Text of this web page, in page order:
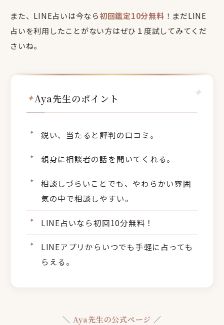
また、LINE占いは今なら初回鑑定10分無料 ！まだLINE
占いを利用したことがない方はぜひ１度試してみてくだ
さいね。
Aya先生のポイント
鋭い、当たると評判の口コミ。
親身に相談者の話を聞いてくれる。
相談しづらいことでも、やわらかい雰囲
気の中で相談しやすい。
LINE占いなら初回10分無料！
LINEアプリからいつでも手軽に占っても
らえる。
＼ Aya先生の公式ページ ／